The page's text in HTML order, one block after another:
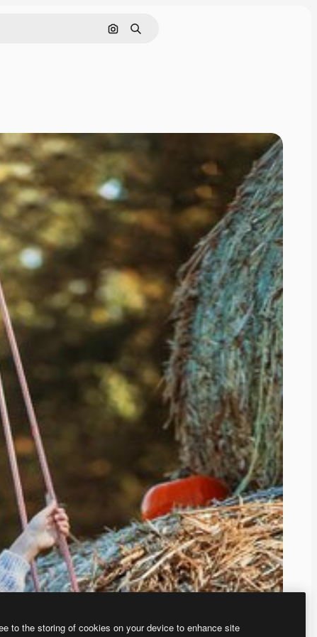
画像で検索
検索
to the storing of cookies on your device to enhance site